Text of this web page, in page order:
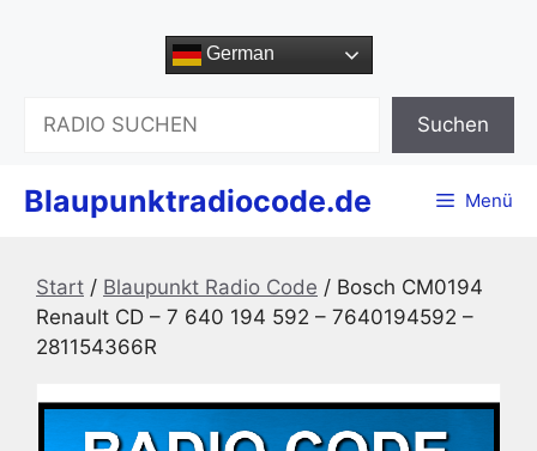
German
Suchen
Blaupunktradiocode.de Menü
Start / Blaupunkt Radio Code / Bosch CM0194
Renault CD – 7 640 194 592 – 7640194592 –
281154366R